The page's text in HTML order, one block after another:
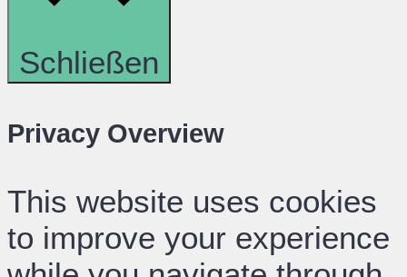
Schließen
Privacy Overview
This website uses cookies
to improve your experience